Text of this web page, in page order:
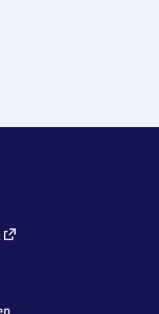
externer